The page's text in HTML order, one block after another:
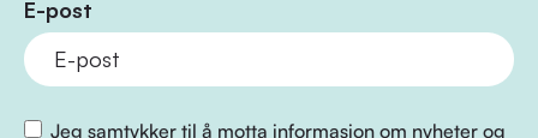
E-post
Jeg samtykker til å motta informasjon om nyheter og